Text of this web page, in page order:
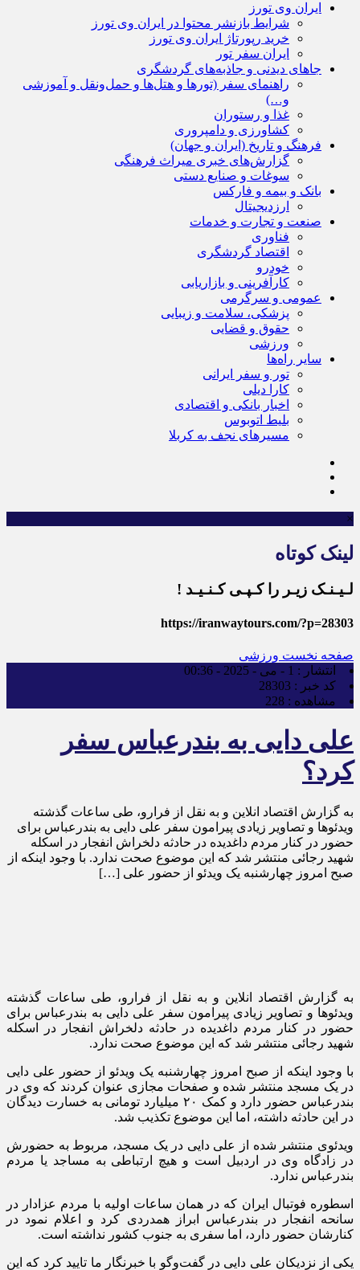
ایران وی تورز
شرایط بازنشر محتوا در ایران وی تورز
خرید رپورتاژ ایران وی تورز
ایران سفر تور
جاهای دیدنی و جاذبه‌های گردشگری
راهنمای سفر (تورها و هتل‌ها و حمل‌و‌نقل و آموزشی
و…)
غذا و رستوران
کشاورزی و دامپروری
فرهنگ و تاریخ (ایران و جهان)
گزارش‌های خبری میراث فرهنگی
سوغات و صنایع دستی
بانک و بیمه و فارکس
ارزدیجیتال
صنعت و تجارت و خدمات
فناوری
اقتصاد گردشگری
خودرو
کارآفرینی و بازاریابی
عمومی و سرگرمی
پزشکی، سلامت و زیبایی
حقوق و قضایی
ورزشی
سایر راه‌ها
تور و سفر ایرانی
کارا دیلی
اخبار بانکی و اقتصادی
بلیط اتوبوس
مسیرهای نجف به کربلا
×
لینک کوتاه
لـیـنـک زیـر را کـپـی کـنـیـد !
https://iranwaytours.com/?p=28303
صفحه نخست ورزشی
انتشار : 1 - می - 2025 - 00:36
کد خبر : 28303
مشاهده : 228
علی دایی به بندرعباس سفر
کرد؟
به گزارش اقتصاد انلاین و به نقل از فرارو، طی ساعات گذشته
ویدئو‌ها و تصاویر زیادی پیرامون سفر علی دایی به بندرعباس برای
حضور در کنار مردم داغدیده در حادثه دلخراش انفجار در اسکله
شهید رجائی منتشر شد که این موضوع صحت ندارد. با وجود اینکه از
صبح امروز چهارشنبه یک ویدئو از حضور علی […]
به گزارش اقتصاد انلاین و به نقل از فرارو، طی ساعات گذشته
ویدئو‌ها و تصاویر زیادی پیرامون سفر علی دایی به بندرعباس برای
حضور در کنار مردم داغدیده در حادثه دلخراش انفجار در اسکله
شهید رجائی منتشر شد که این موضوع صحت ندارد.
با وجود اینکه از صبح امروز چهارشنبه یک ویدئو از حضور علی دایی
در یک مسجد منتشر شده و صفحات مجازی عنوان کردند که وی در
بندرعباس حضور دارد و کمک ۲۰ میلیارد تومانی به خسارت دیدگان
در این حادثه داشته، اما این موضوع تکذیب شد.
ویدئوی منتشر شده از علی دایی در یک مسجد، مربوط به حضورش
در زادگاه وی در اردبیل است و هیچ ارتباطی به مساجد یا مردم
بندرعباس ندارد.
اسطوره فوتبال ایران که در همان ساعات اولیه با مردم عزادار در
سانحه انفجار در بندرعباس ابراز همدردی کرد و اعلام نمود در
کنارشان حضور دارد، اما سفری به جنوب کشور نداشته است.
یکی از نزدیکان علی دایی در گفت‌و‌گو با خبرنگار ما تایید کرد که این